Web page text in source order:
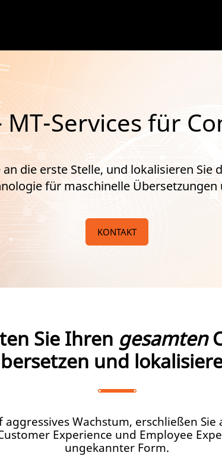
Services für
die erste Stelle, und lokalisieren
für maschinelle Übersetzungen
KONTAKT
Sie Ihren gesamten
und
aggressives Wachstum, erschließen
Experience und Employee
ungekannter Form.